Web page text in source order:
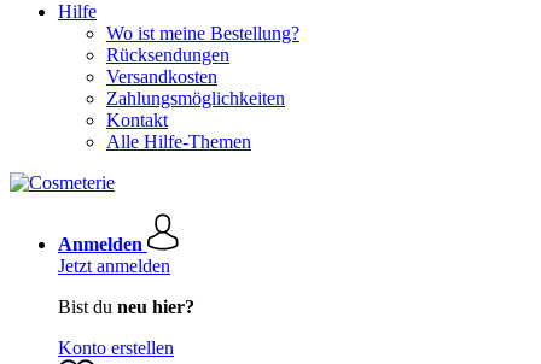
Hilfe
Wo ist meine Bestellung?
Rücksendungen
Versandkosten
Zahlungsmöglichkeiten
Kontakt
Alle Hilfe-Themen
Anmelden
Jetzt anmelden
Bist du neu hier?
Konto erstellen